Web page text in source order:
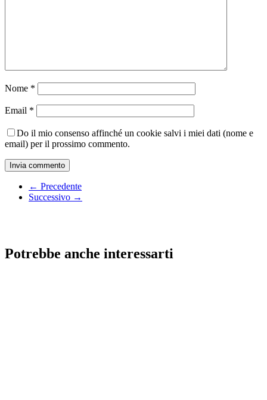
Nome *
Email *
Do il mio consenso affinché un cookie salvi i miei dati (nome e
email) per il prossimo commento.
← Precedente
Successivo →
Potrebbe anche interessarti